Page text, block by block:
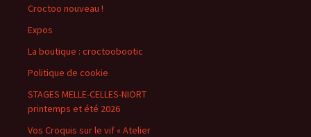
Croctoo nouveau !
Expos
La boutique : croctoobootic
Politique de cookie
STAGES MELLE-CELLES-NIORT
printemps et été 2026
Vos Croquis sur le vif « Atelier